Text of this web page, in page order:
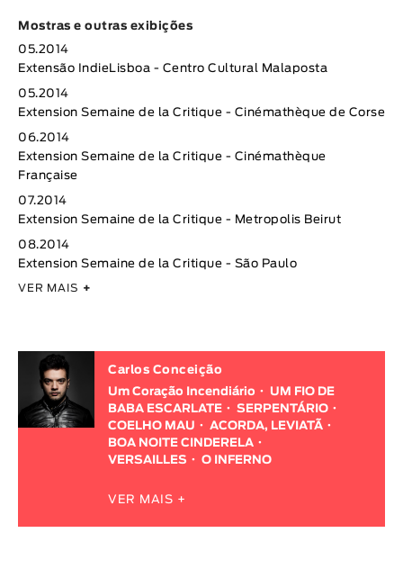
Mostras e outras exibições
05.2014
Extensão IndieLisboa - Centro Cultural Malaposta
05.2014
Extension Semaine de la Critique - Cinémathèque de Corse
06.2014
Extension Semaine de la Critique - Cinémathèque
Française
07.2014
Extension Semaine de la Critique - Metropolis Beirut
08.2014
Extension Semaine de la Critique - São Paulo
VER MAIS +
Carlos Conceição
Um Coração Incendiário
UM FIO DE
BABA ESCARLATE
SERPENTÁRIO
COELHO MAU
ACORDA, LEVIATÃ
BOA NOITE CINDERELA
VERSAILLES
O INFERNO
VER MAIS +